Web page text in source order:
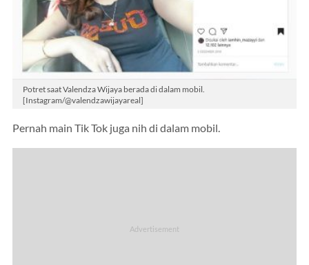
Potret saat Valendza Wijaya berada di dalam mobil.
[Instagram/@valendzawijayareal]
Pernah main Tik Tok juga nih di dalam mobil.